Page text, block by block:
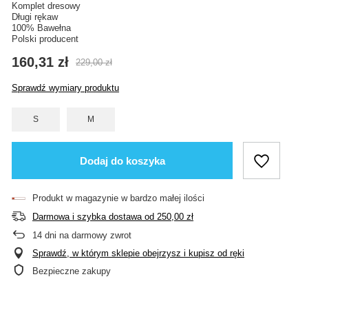
Komplet dresowy
Długi rękaw
100% Bawełna
Polski producent
160,31 zł 229,00 zł
Sprawdź wymiary produktu
S M
Dodaj do koszyka
Produkt w magazynie w bardzo małej ilości
Darmowa i szybka dostawaod250,00 zł
14 dni na darmowy zwrot
Sprawdź, w którym sklepie obejrzysz i kupisz od ręki
Bezpieczne zakupy